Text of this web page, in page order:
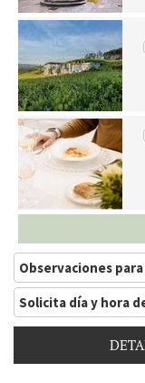
Observaciones
Solicita día y hora